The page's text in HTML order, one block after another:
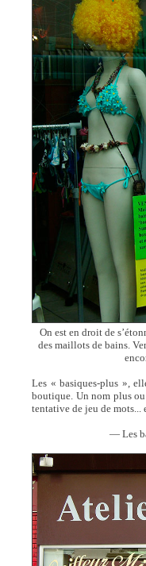
On est en droit de
des maillots de bains.
Les « basiques-plus »,
boutique. Un nom plus
tentative de jeu de mots...
— Les